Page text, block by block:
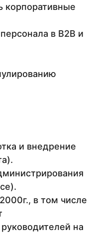
корпоративные
в B2B и
и внедрение
в том числе
на